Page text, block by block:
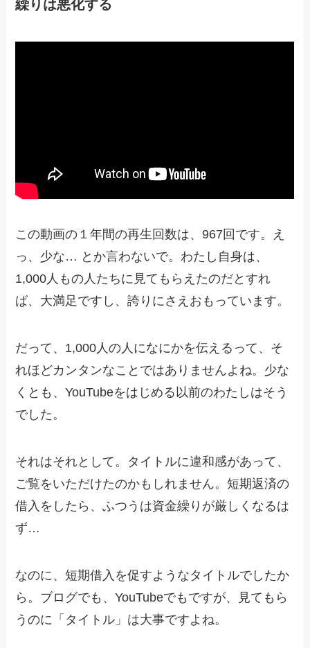
繰りは悪化する
この動画の１年間の再生回数は、967回です。え
っ、少な… とか言わないで。わたし自身は、
1,000人もの人たちに見てもらえたのだとすれ
ば、大満足ですし、誇りにさえおもっています。
だって、1,000人の人になにかを伝えるって、そ
れほどカンタンなことではありませんよね。少な
くとも、YouTubeをはじめる以前のわたしはそう
でした。
それはそれとして。タイトルに違和感があって、
ご覧をいただけたのかもしれません。短期返済の
借入をしたら、ふつうは資金繰りが厳しくなるは
ず…
なのに、短期借入を促すようなタイトルでしたか
ら。ブログでも、YouTubeでもですが、見てもら
うのに「タイトル」は大事ですよね。